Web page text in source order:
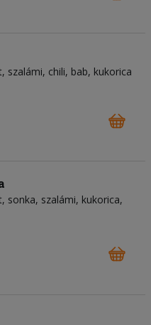
szalámi chili bab kukorica
sonka szalámi kukorica